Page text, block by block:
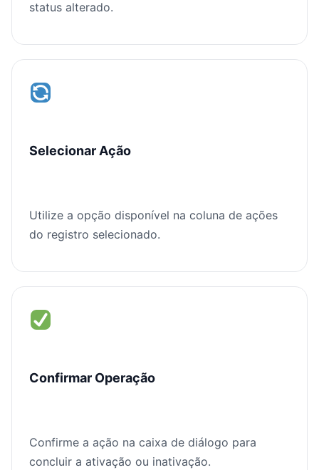
status alterado.
Selecionar Ação
Utilize a opção disponível na coluna de ações
do registro selecionado.
Confirmar Operação
Confirme a ação na caixa de diálogo para
concluir a ativação ou inativação.